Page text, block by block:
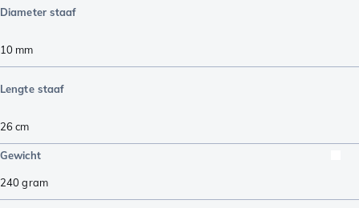
Diameter staaf
10 mm
Lengte staaf
26cm
Gewicht
240gram